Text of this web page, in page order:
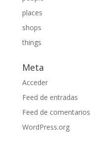
places
shops
things
Meta
Acceder
Feed de entradas
Feed de comentarios
WordPress.org